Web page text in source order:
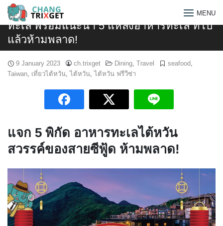
Skip
content
Search
for:
MENU
ไต้หวัน สวรรค์สำหรับนักกินที่ชื่นชอบอาหาร
ทะเล พร้อมแนะนำ 5 แหล่งอาหารทะเล ที่ไป
แล้วห้ามพลาด!
9 January 2023 ch.trixget Dining, Travel seafood,
Taiwan, เที่ยวไต้หวัน,ไต้หวัน,ไต้หวัน ฟรีวีซ่า
แจก 5 พิกัด อาหารทะเลไต้หวัน
สวรรค์ของสายซีฟู้ด ห้ามพลาด!